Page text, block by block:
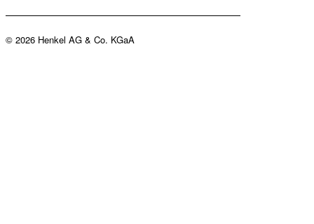
© 2026 Henkel AG & Co. KGaA